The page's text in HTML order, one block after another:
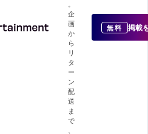
企
画
か
ら
リ
タ
ー
ン
配
送
ま
で
無料 掲載